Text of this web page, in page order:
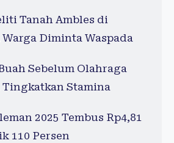
Tanah Ambles di
Diminta Waspada
Sebelum Olahraga
Tingkatkan Stamina
2025 Tembus Rp4,81
110 Persen